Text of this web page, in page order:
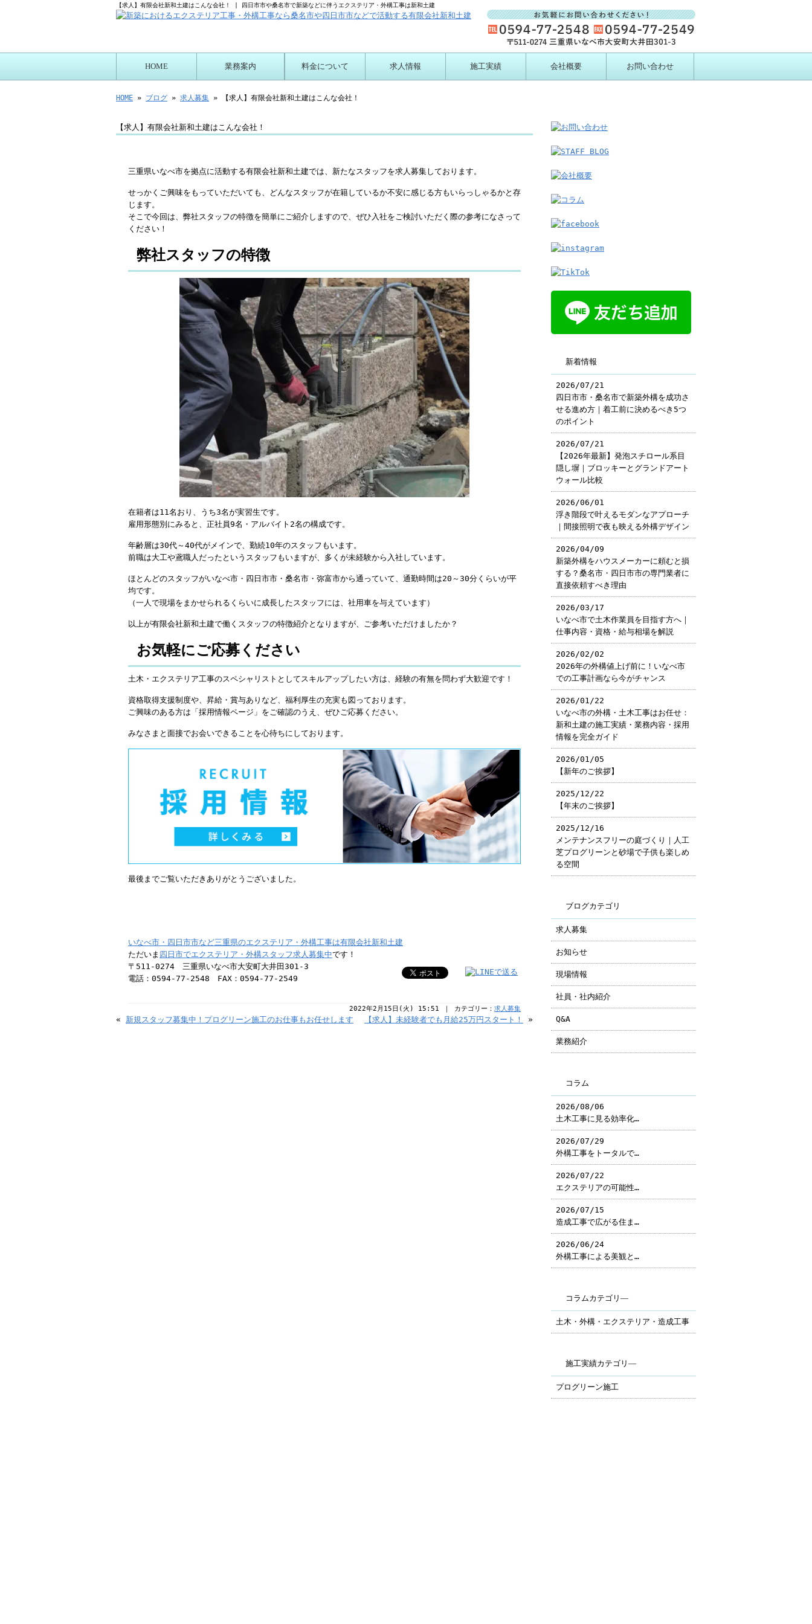
【求人】有限会社新和土建はこんな会社！ | 四日市市や桑名市で新築などに伴うエクステリア・外構工事は新和土建
HOME 業務案内
プログリーン施工について
料金について 求人情報 施工実績 会社概要 お問い合わせ
HOME » ブログ » 求人募集 » 【求人】有限会社新和土建はこんな会社！
【求人】有限会社新和土建はこんな会社！
三重県いなべ市を拠点に活動する有限会社新和土建では、新たなスタッフを求人募集しております。
せっかくご興味をもっていただいても、どんなスタッフが在籍しているか不安に感じる方もいらっしゃるかと存
じます。
そこで今回は、弊社スタッフの特徴を簡単にご紹介しますので、ぜひ入社をご検討いただく際の参考になさって
ください！
弊社スタッフの特徴
在籍者は11名おり、うち3名が実習生です。
雇用形態別にみると、正社員9名・アルバイト2名の構成です。
年齢層は30代～40代がメインで、勤続10年のスタッフもいます。
前職は大工や鳶職人だったというスタッフもいますが、多くが未経験から入社しています。
ほとんどのスタッフがいなべ市・四日市市・桑名市・弥富市から通っていて、通勤時間は20～30分くらいが平
均です。
（一人で現場をまかせられるくらいに成長したスタッフには、社用車を与えています）
以上が有限会社新和土建で働くスタッフの特徴紹介となりますが、ご参考いただけましたか？
お気軽にご応募ください
土木・エクステリア工事のスペシャリストとしてスキルアップしたい方は、経験の有無を問わず大歓迎です！
資格取得支援制度や、昇給・賞与ありなど、福利厚生の充実も図っております。
ご興味のある方は「採用情報ページ」をご確認のうえ、ぜひご応募ください。
みなさまと面接でお会いできることを心待ちにしております。
最後までご覧いただきありがとうございました。
いなべ市・四日市市など三重県のエクステリア・外構工事は有限会社新和土建
ただいま 四日市でエクステリア・外構スタッフ求人募集中です！
〒511-0274 三重県いなべ市大安町大井田301-3
電話：0594-77-2548 FAX：0594-77-2549
2022年2月15日(火) 15:51 ｜ カテゴリー： 求人募集
« 新規スタッフ募集中！プログリーン施工のお仕事もお任せします 【求人】未経験者でも月給25万円スタート！ »
新着情報
2026/07/21
四日市市・桑名市で新築外構を成功さ
せる進め方｜着工前に決めるべき5つ
のポイント
2026/07/21
【2026年最新】発泡スチロール系目
隠し塀｜ブロッキーとグランドアート
ウォール比較
2026/06/01
浮き階段で叶えるモダンなアプローチ
｜間接照明で夜も映える外構デザイン
2026/04/09
新築外構をハウスメーカーに頼むと損
する？桑名市・四日市市の専門業者に
直接依頼すべき理由
2026/03/17
いなべ市で土木作業員を目指す方へ｜
仕事内容・資格・給与相場を解説
2026/02/02
2026年の外構値上げ前に！いなべ市
での工事計画なら今がチャンス
2026/01/22
いなべ市の外構・土木工事はお任せ：
新和土建の施工実績・業務内容・採用
情報を完全ガイド
2026/01/05
【新年のご挨拶】
2025/12/22
【年末のご挨拶】
2025/12/16
メンテナンスフリーの庭づくり｜人工
芝プログリーンと砂場で子供も楽しめ
る空間
ブログカテゴリ
求人募集
お知らせ
現場情報
社員・社内紹介
Q&A
業務紹介
コラム
2026/08/06
土木工事に見る効率化…
2026/07/29
外構工事をトータルで…
2026/07/22
エクステリアの可能性…
2026/07/15
造成工事で広がる住ま…
2026/06/24
外構工事による美観と…
コラムカテゴリ―
土木・外構・エクステリア・造成工事
施工実績カテゴリ―
プログリーン施工